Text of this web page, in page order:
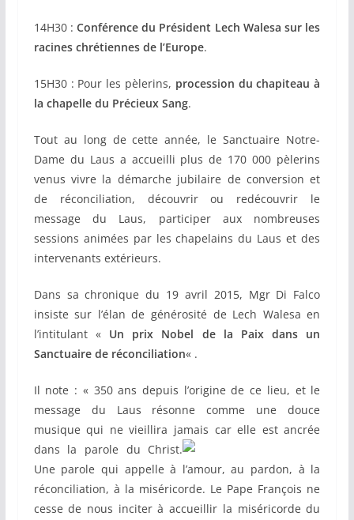
14H30 :Conférence du Président Lech Walesa sur les
racines chrétiennes de l’Europe.
15H30 : Pour les pèlerins, procession du chapiteau à
la chapelle du Précieux Sang.
Tout au long de cette année, le Sanctuaire Notre-
Dame du Laus a accueilli plus de 170 000 pèlerins
venus vivre la démarche jubilaire de conversion et
de réconciliation, découvrir ou redécouvrir le
message du Laus, participer aux nombreuses
sessions animées par les chapelains du Laus et des
intervenants extérieurs.
Dans sa chronique du 19 avril 2015, Mgr Di Falco
insiste sur l’élan de générosité de Lech Walesa en
l’intitulant « Un prix Nobel de la Paix dans un
Sanctuaire de réconciliation« .
Il note : « 350 ans depuis l’origine de ce lieu, et le
message du Laus résonne comme une douce
musique qui ne vieillira jamais car elle est ancrée
dans la parole du Christ.
Une parole qui appelle à l’amour, au pardon, à la
réconciliation, à la miséricorde. Le Pape François ne
cesse de nous inciter à accueillir la miséricorde du